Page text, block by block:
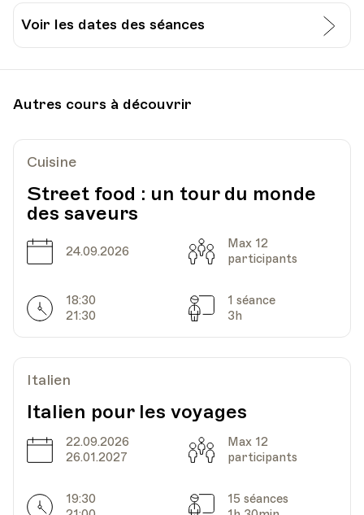
Voir les dates des séances
Pully
Autres cours à découvrir
Cuisine
Street food : un tour du monde
des saveurs
Date
24.09.2026 Capacité
Max 12
participants
Horarires
18:30
21:30
Séances
1 séance
3h
Italien
Italien pour les voyages
Date
22.09.2026
26.01.2027
Capacité
Max 12
participants
Horarires
19:30
Séances
15 séances